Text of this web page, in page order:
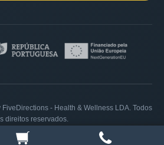
- Health & Wellness LDA. Todos
direitos reservados.
Livro de Reclamações